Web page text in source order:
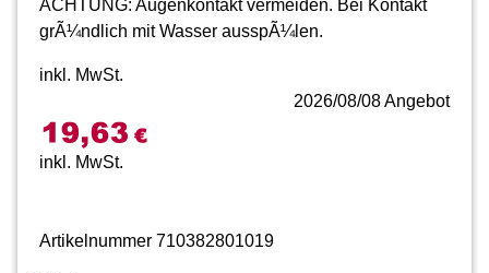
ACHTUNG: Augenkontakt vermeiden. Bei Kontakt
grÃ¼ndlich mit Wasser ausspÃ¼len.
inkl. MwSt.
2026/08/08 Angebot
inkl. MwSt.
Artikelnummer 710382801019